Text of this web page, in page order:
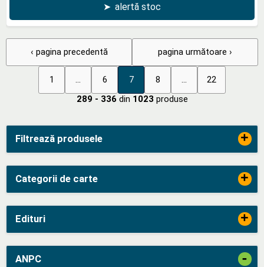
Filtrează produsele +
Categorii de carte +
Edituri +
ANPC -
➤ alertă stoc
‹ pagina precedentă
1 6 7 8 22
pagina următoare ›
289 - 336 din 1023 produse